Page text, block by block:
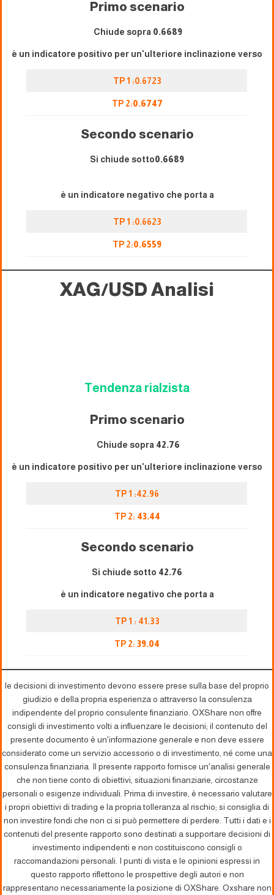
Primo scenario
Chiude sopra 0.6689
è un indicatore positivo per un'ulteriore inclinazione verso
TP 1 :0.6723
TP 2:0.6747
Secondo scenario
Si chiude sotto0.6689
è un indicatore negativo che porta a
TP 1 :0.6623
TP 2:0.6559
XAG/USDAnalisi
Tendenza rialzista
Primo scenario
Chiude sopra 42.76
è un indicatore positivo per un'ulteriore inclinazione verso
TP 1 :42.96
TP 2: 43.44
Secondo scenario
Si chiude sotto 42.76
è un indicatore negativo che porta a
TP 1 : 41.33
TP 2: 39.04
le decisioni di investimento devono essere prese sulla base del proprio
giudizio e della propria esperienza o attraverso la consulenza
indipendente del proprio consulente finanziario. OXShare non offre
consigli di investimento volti a influenzare le decisioni; il contenuto del
presente documento è un'informazione generale e non deve essere
considerato come un servizio accessorio o di investimento, né come una
consulenza finanziaria. Il presente rapporto fornisce un'analisi generale
che non tiene conto di obiettivi, situazioni finanziarie, circostanze
personali o esigenze individuali. Prima di investire, è necessario valutare
i propri obiettivi di trading e la propria tolleranza al rischio; si consiglia di
non investire fondi che non ci si può permettere di perdere. Tutti i dati e i
contenuti del presente rapporto sono destinati a supportare decisioni di
investimento indipendenti e non costituiscono consigli o
raccomandazioni personali. I punti di vista e le opinioni espressi in
questo rapporto riflettono le prospettive degli autori e non
rappresentano necessariamente la posizione di OXShare. Oxshare non